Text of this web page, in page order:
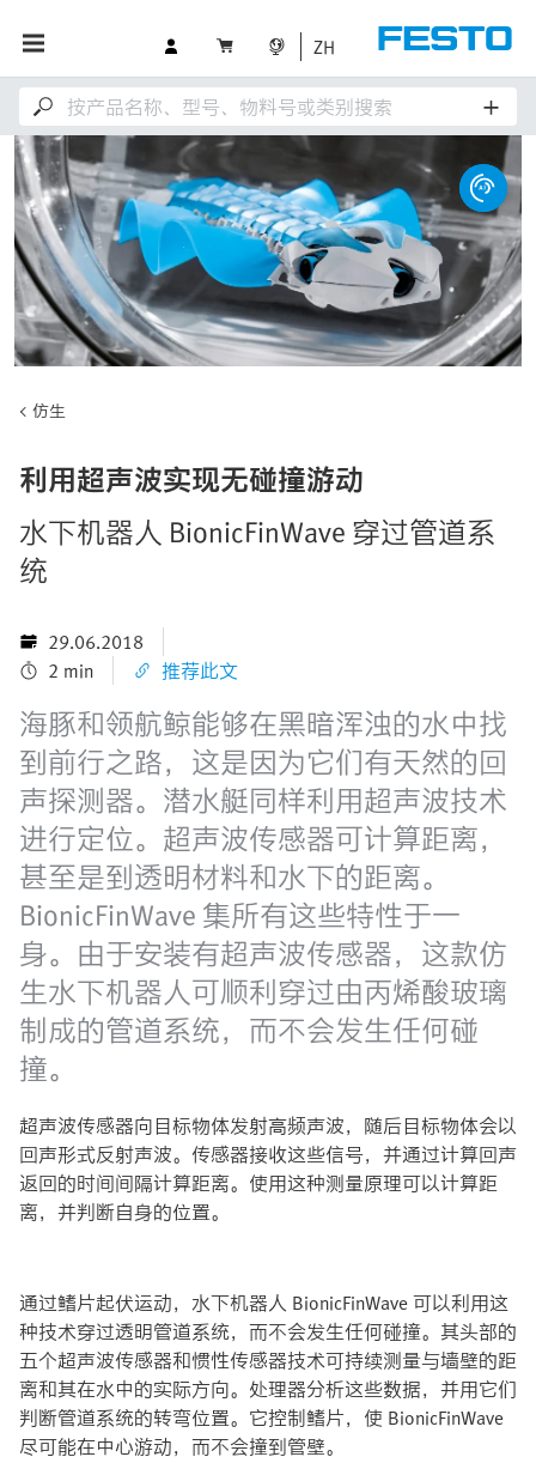
ZH
仿生
利用超声波实现无碰撞游动
水下机器人 BionicFinWave 穿过管道系
统
29.06.2018
2 min
推荐此文
海豚和领航鲸能够在黑暗浑浊的水中找
到前行之路，这是因为它们有天然的回
声探测器。潜水艇同样利用超声波技术
进行定位。超声波传感器可计算距离，
甚至是到透明材料和水下的距离。
BionicFinWave 集所有这些特性于一
身。由于安装有超声波传感器，这款仿
生水下机器人可顺利穿过由丙烯酸玻璃
制成的管道系统，而不会发生任何碰
撞。
超声波传感器向目标物体发射高频声波，随后目标物体会以
回声形式反射声波。传感器接收这些信号，并通过计算回声
返回的时间间隔计算距离。使用这种测量原理可以计算距
离，并判断自身的位置。
通过鳍片起伏运动，水下机器人 BionicFinWave 可以利用这
种技术穿过透明管道系统，而不会发生任何碰撞。其头部的
五个超声波传感器和惯性传感器技术可持续测量与墙壁的距
离和其在水中的实际方向。处理器分析这些数据，并用它们
判断管道系统的转弯位置。它控制鳍片，使 BionicFinWave
尽可能在中心游动，而不会撞到管壁。